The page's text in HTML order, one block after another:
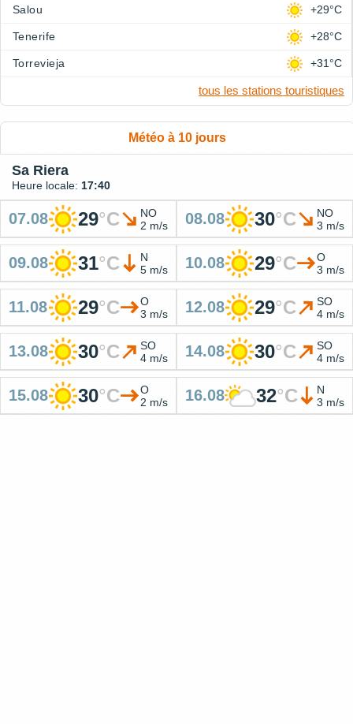
Salou +29°C
Tenerife +28°C
Torrevieja +31°C
tous les stations touristiques
Météo à 10 jours
Sa Riera
Heure locale: 17:40
07.08 29°C
NO
2 m/s
08.08 30°C
NO
3 m/s
09.08 31°C
N
5 m/s
10.08 29°C
O
3 m/s
11.08 29°C
O
3 m/s
12.08 29°C
SO
4 m/s
13.08 30°C
SO
4 m/s
14.08 30°C
SO
4 m/s
15.08 30°C
O
2 m/s
16.08 32°C
N
3 m/s